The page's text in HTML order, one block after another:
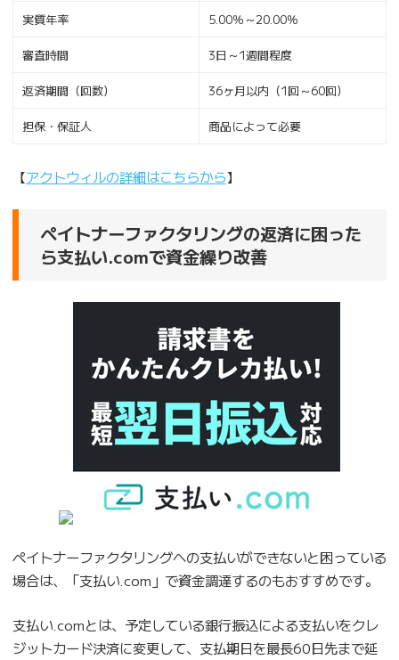
実質年率 5.00％～20.00％
審査時間 3日～1週間程度
返済期間（回数） 36ヶ月以内（1回～60回）
担保・保証人 商品によって必要
【アクトウィルの詳細はこちらから】
ペイトナーファクタリングの返済に困った
ら支払い.comで資金繰り改善
ペイトナーファクタリングへの支払いができないと困っている
場合は、「支払い.com」で資金調達するのもおすすめです。
支払い.comとは、予定している銀行振込による支払いをクレ
ジットカード決済に変更して、支払期日を最長60日先まで延